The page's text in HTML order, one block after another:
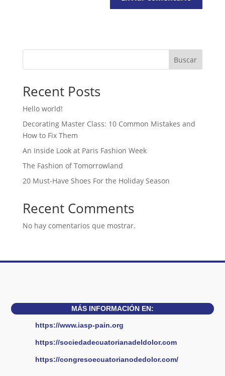
Buscar
Recent Posts
Hello world!
Decorating Master Class: 10 Common Mistakes and
How to Fix Them
An Inside Look at Paris Fashion Week
The Fashion of Tomorrowland
20 Must-Have Shoes For the Holiday Season
Recent Comments
No hay comentarios que mostrar.
MÁS INFORMACIÓN EN:
https://www.iasp-pain.org
https://sociedadecuatorianadeldolor.com
https://congresoecuatorianodedolor.com/